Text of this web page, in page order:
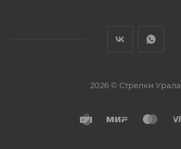
2026 © Стрелки Урала